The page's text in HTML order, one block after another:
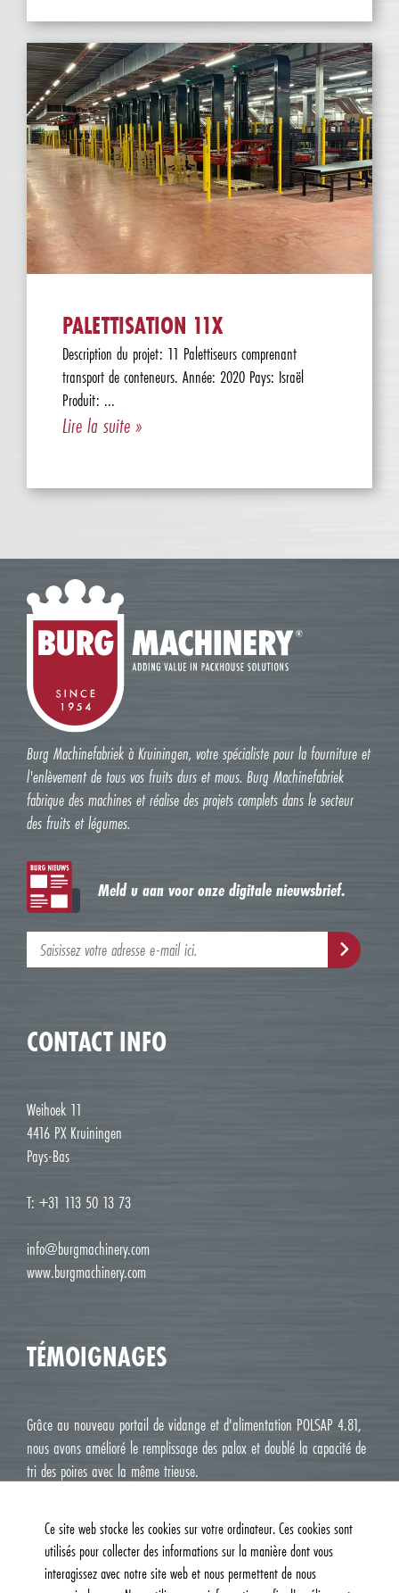
PALETTISATION 11X
Description du projet: 11 Palettiseurs comprenant
transport de conteneurs. Année: 2020 Pays: Israël
Produit: ...
Lire la suite »
Burg Machinefabriek à Kruiningen, votre spécialiste pour la fourniture et
l'enlèvement de tous vos fruits durs et mous. Burg Machinefabriek
fabrique des machines et réalise des projets complets dans le secteur
des fruits et légumes.
Meld u aan voor onze digitale nieuwsbrief.
CONTACT INFO
Weihoek 11
4416 PX Kruiningen
Pays-Bas
T: +31 113 50 13 73
info@burgmachinery.com
www.burgmachinery.com
TÉMOIGNAGES
Grâce au nouveau portail de vidange et d'alimentation POLSAP 4.81,
nous avons amélioré le remplissage des palox et doublé la capacité de
tri des poires avec la même trieuse.
Ce site web stocke les cookies sur votre ordinateur. Ces cookies sont
utilisés pour collecter des informations sur la manière dont vous
interagissez avec notre site web et nous permettent de nous